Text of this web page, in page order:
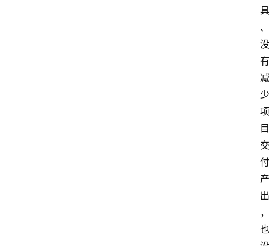
具
、
没
有
减
少
项
目
交
付
产
出
，
也